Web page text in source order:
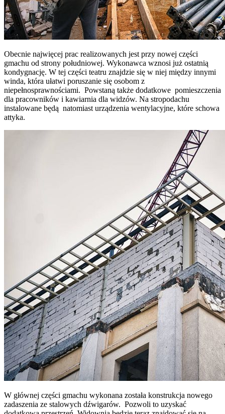
Obecnie najwięcej prac realizowanych jest przy nowej części
gmachu od strony południowej. Wykonawca wznosi już ostatnią
kondygnację. W tej części teatru znajdzie się w niej między innymi
winda, która ułatwi poruszanie się osobom z
niepełnosprawnościami. Powstaną także dodatkowe pomieszczenia
dla pracowników i kawiarnia dla widzów. Na stropodachu
instalowane będą natomiast urządzenia wentylacyjne, które schowa
attyka.
W głównej części gmachu wykonana została konstrukcja nowego
zadaszenia ze stalowych dźwigarów. Pozwoli to uzyskać